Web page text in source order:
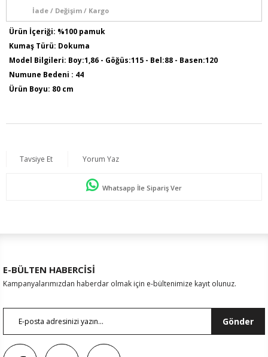
İade / Değişim / Kargo
Ürün İçeriği: %100 pamuk
Kumaş Türü: Dokuma
Model Bilgileri: Boy:1,86 - Göğüs:115 - Bel:88 - Basen:120
Numune Bedeni : 44
Ürün Boyu: 80 cm
Tavsiye Et Yorum Yaz
Whatsapp İle Sipariş Ver
E-BÜLTEN HABERCİSİ
Kampanyalarımızdan haberdar olmak için e-bültenimize kayıt olunuz.
Gönder